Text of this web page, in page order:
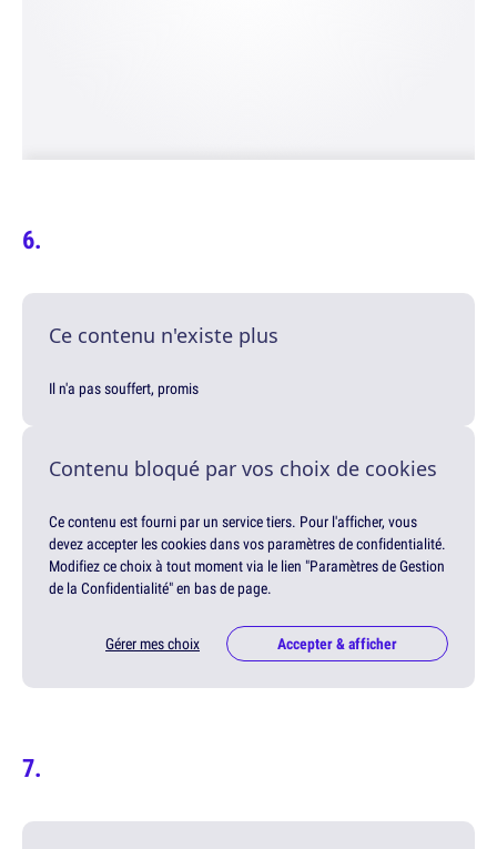
Ce contenu n'existe plus
Il n'a pas souffert, promis
Contenu bloqué par vos choix de cookies
Ce contenu est fourni par un service tiers. Pour l'afficher, vous
devez accepter les cookies dans vos paramètres de confidentialité.
Modifiez ce choix à tout moment via le lien "Paramètres de Gestion
de la Confidentialité" en bas de page.
Gérer mes choix Accepter & afficher